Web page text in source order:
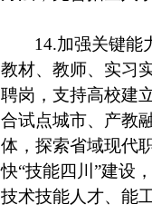
14.加强关键能
教材、教师、实习
聘岗，支持高校建
合试点城市、产教
体，探索省域现代
快“技能四川”建设
技术技能人才、能